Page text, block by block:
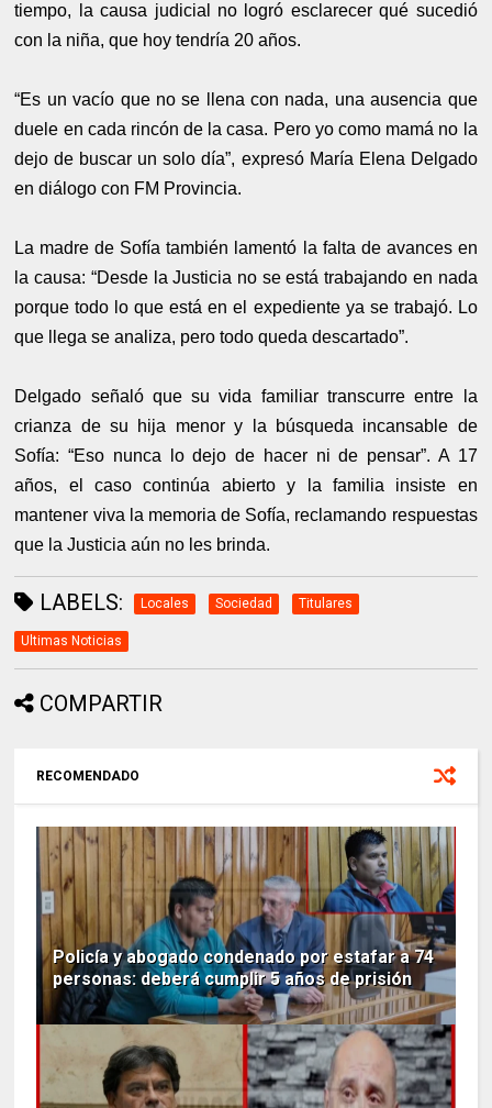
tiempo, la causa judicial no logró esclarecer qué sucedió
con la niña, que hoy tendría 20 años.
“Es un vacío que no se llena con nada, una ausencia que
duele en cada rincón de la casa. Pero yo como mamá no la
dejo de buscar un solo día”, expresó María Elena Delgado
en diálogo con FM Provincia.
La madre de Sofía también lamentó la falta de avances en
la causa: “Desde la Justicia no se está trabajando en nada
porque todo lo que está en el expediente ya se trabajó. Lo
que llega se analiza, pero todo queda descartado”.
Delgado señaló que su vida familiar transcurre entre la
crianza de su hija menor y la búsqueda incansable de
Sofía: “Eso nunca lo dejo de hacer ni de pensar”. A 17
años, el caso continúa abierto y la familia insiste en
mantener viva la memoria de Sofía, reclamando respuestas
que la Justicia aún no les brinda.
LABELS: Locales Sociedad Titulares
Ultimas Noticias
COMPARTIR
RECOMENDADO
Policía y abogado condenado por estafar a 74
personas: deberá cumplir 5 años de prisión